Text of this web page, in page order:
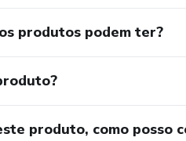
produtos podem ter?
produto, como posso